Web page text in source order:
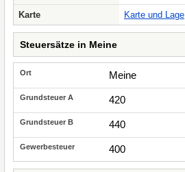
Karte
Karte und Lage
Steuersätze in Meine
Meine
420
440
400